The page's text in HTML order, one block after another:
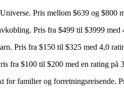
Pris mellom $639 og $800
Pris fra $499 til $3999
Pris fra $150 til $325 med 4,0
fra $100 til $200 med en rating på
familier og forretningsreisende.